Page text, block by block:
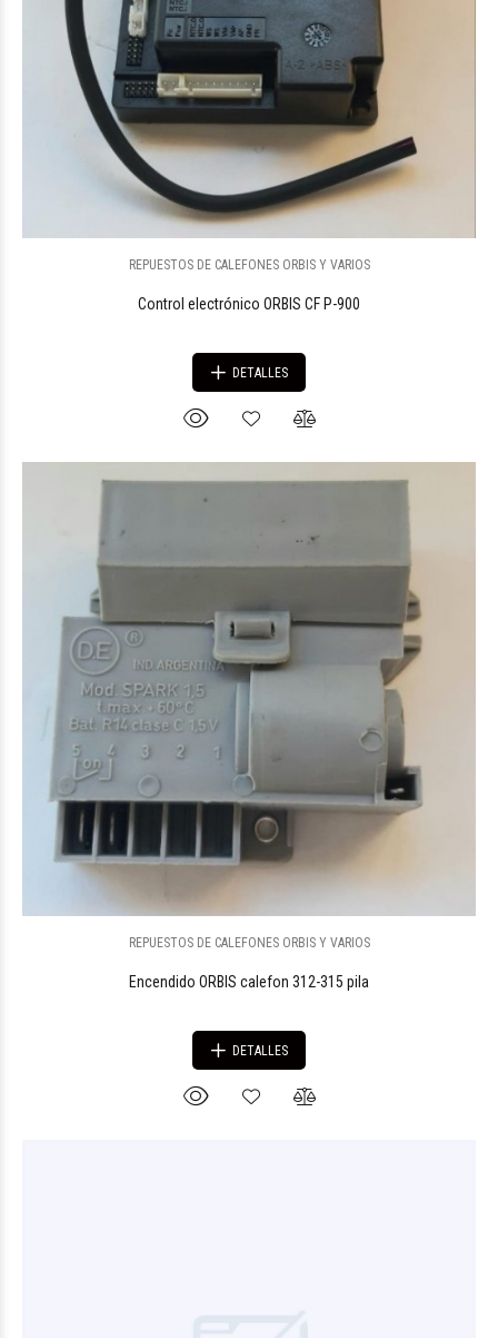
REPUESTOS DE CALEFONES ORBIS Y VARIOS
Control electrónico ORBIS CF P-900
DETALLES
REPUESTOS DE CALEFONES ORBIS Y VARIOS
Encendido ORBIS calefon 312-315 pila
DETALLES